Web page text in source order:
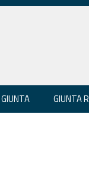
GIUNTA